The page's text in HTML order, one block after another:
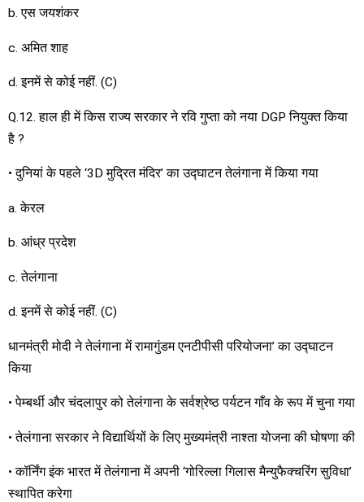
b. एस जयशंकर
c. अमित शाह
d. इनमें से कोई नहीं. (C)
Q.12. हाल ही में किस राज्य सरकार ने रवि गुप्ता को नया DGP नियुक्त किया
है ?
• दुनियां के पहले ‘3D मुद्रित मंदिर’ का उद्घाटन तेलंगाना में किया गया
a. केरल
b. आंध्र प्रदेश
c. तेलंगाना
d. इनमें से कोई नहीं. (C)
धानमंत्री मोदी ने तेलंगाना में रामागुंडम एनटीपीसी परियोजना’ का उद्घाटन
किया
• पेम्बर्थी और चंदलापुर को तेलंगाना के सर्वश्रेष्ठ पर्यटन गाँव के रूप में चुना गया
• तेलंगाना सरकार ने विद्यार्थियों के लिए मुख्यमंत्री नाश्ता योजना की घोषणा की
• कॉर्निंग इंक भारत में तेलंगाना में अपनी ‘गोरिल्ला गिलास मैन्युफैक्चरिंग सुविधा’
स्थापित करेगा